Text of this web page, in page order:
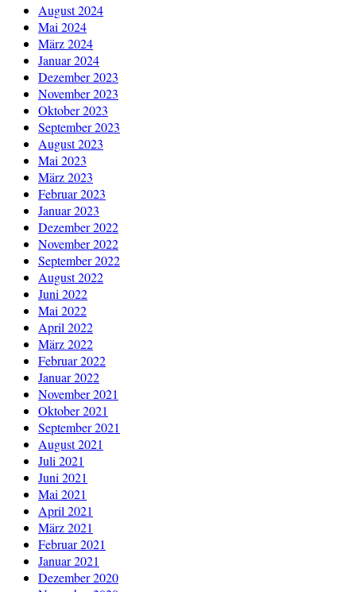
August 2024
Mai 2024
März 2024
Januar 2024
Dezember 2023
November 2023
Oktober 2023
September 2023
August 2023
Mai 2023
März 2023
Februar 2023
Januar 2023
Dezember 2022
November 2022
September 2022
August 2022
Juni 2022
Mai 2022
April 2022
März 2022
Februar 2022
Januar 2022
November 2021
Oktober 2021
September 2021
August 2021
Juli 2021
Juni 2021
Mai 2021
April 2021
März 2021
Februar 2021
Januar 2021
Dezember 2020